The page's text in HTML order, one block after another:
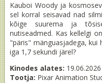
Kauboi Woody ja
sel korral seisavad nad
kõige suurema ja
nutiseadmed. Kas kellelgi
"päris" mänguasjadega, kui
iga 1,7 sekundi järel?
Kinodes alates: 19.06.2026
Tootja: Pixar Animation